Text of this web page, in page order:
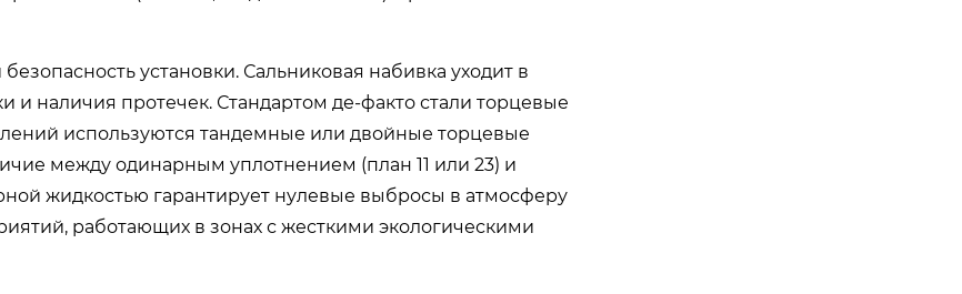
установки. Сальниковая набивка уходит в
наличия протечек. Стандартом де-факто стали торцевые
используются тандемные или двойные торцевые
между одинарным уплотнением (план 11 или 23) и
жидкостью гарантирует нулевые выбросы в атмосферу
работающих в зонах с жесткими экологическими